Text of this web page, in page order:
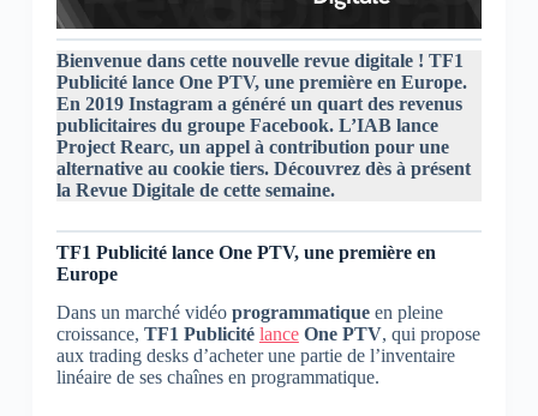
Bienvenue dans cette nouvelle revue digitale ! TF1
Publicité lance One PTV, une première en Europe.
En 2019 Instagram a généré un quart des revenus
publicitaires du groupe Facebook. L’IAB lance
Project Rearc, un appel à contribution pour une
alternative au cookie tiers. Découvrez dès à présent
la Revue Digitale de cette semaine.
TF1 Publicité lance One PTV, une première en
Europe
Dans un marché vidéo programmatiqueen pleine
croissance, TF1 Publicité lance One PTV, qui propose
aux trading desks d’acheter une partie de l’inventaire
linéaire de ses chaînes en programmatique.